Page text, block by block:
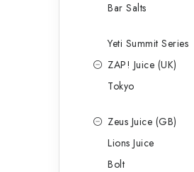
Bar Salts
Yeti Summit Series
ZAP! Juice (UK)
Tokyo
Zeus Juice (GB)
Lions Juice
Bolt